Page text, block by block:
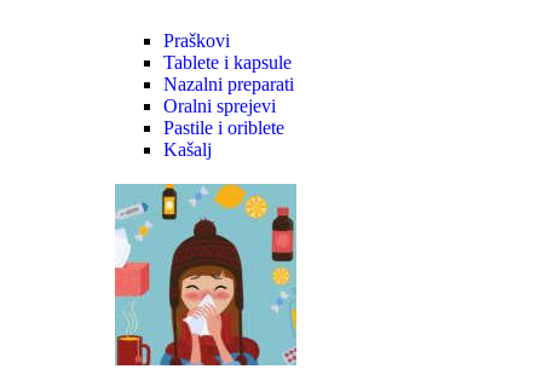
Praškovi
Tablete i kapsule
Nazalni preparati
Oralni sprejevi
Pastile i oriblete
Kašalj